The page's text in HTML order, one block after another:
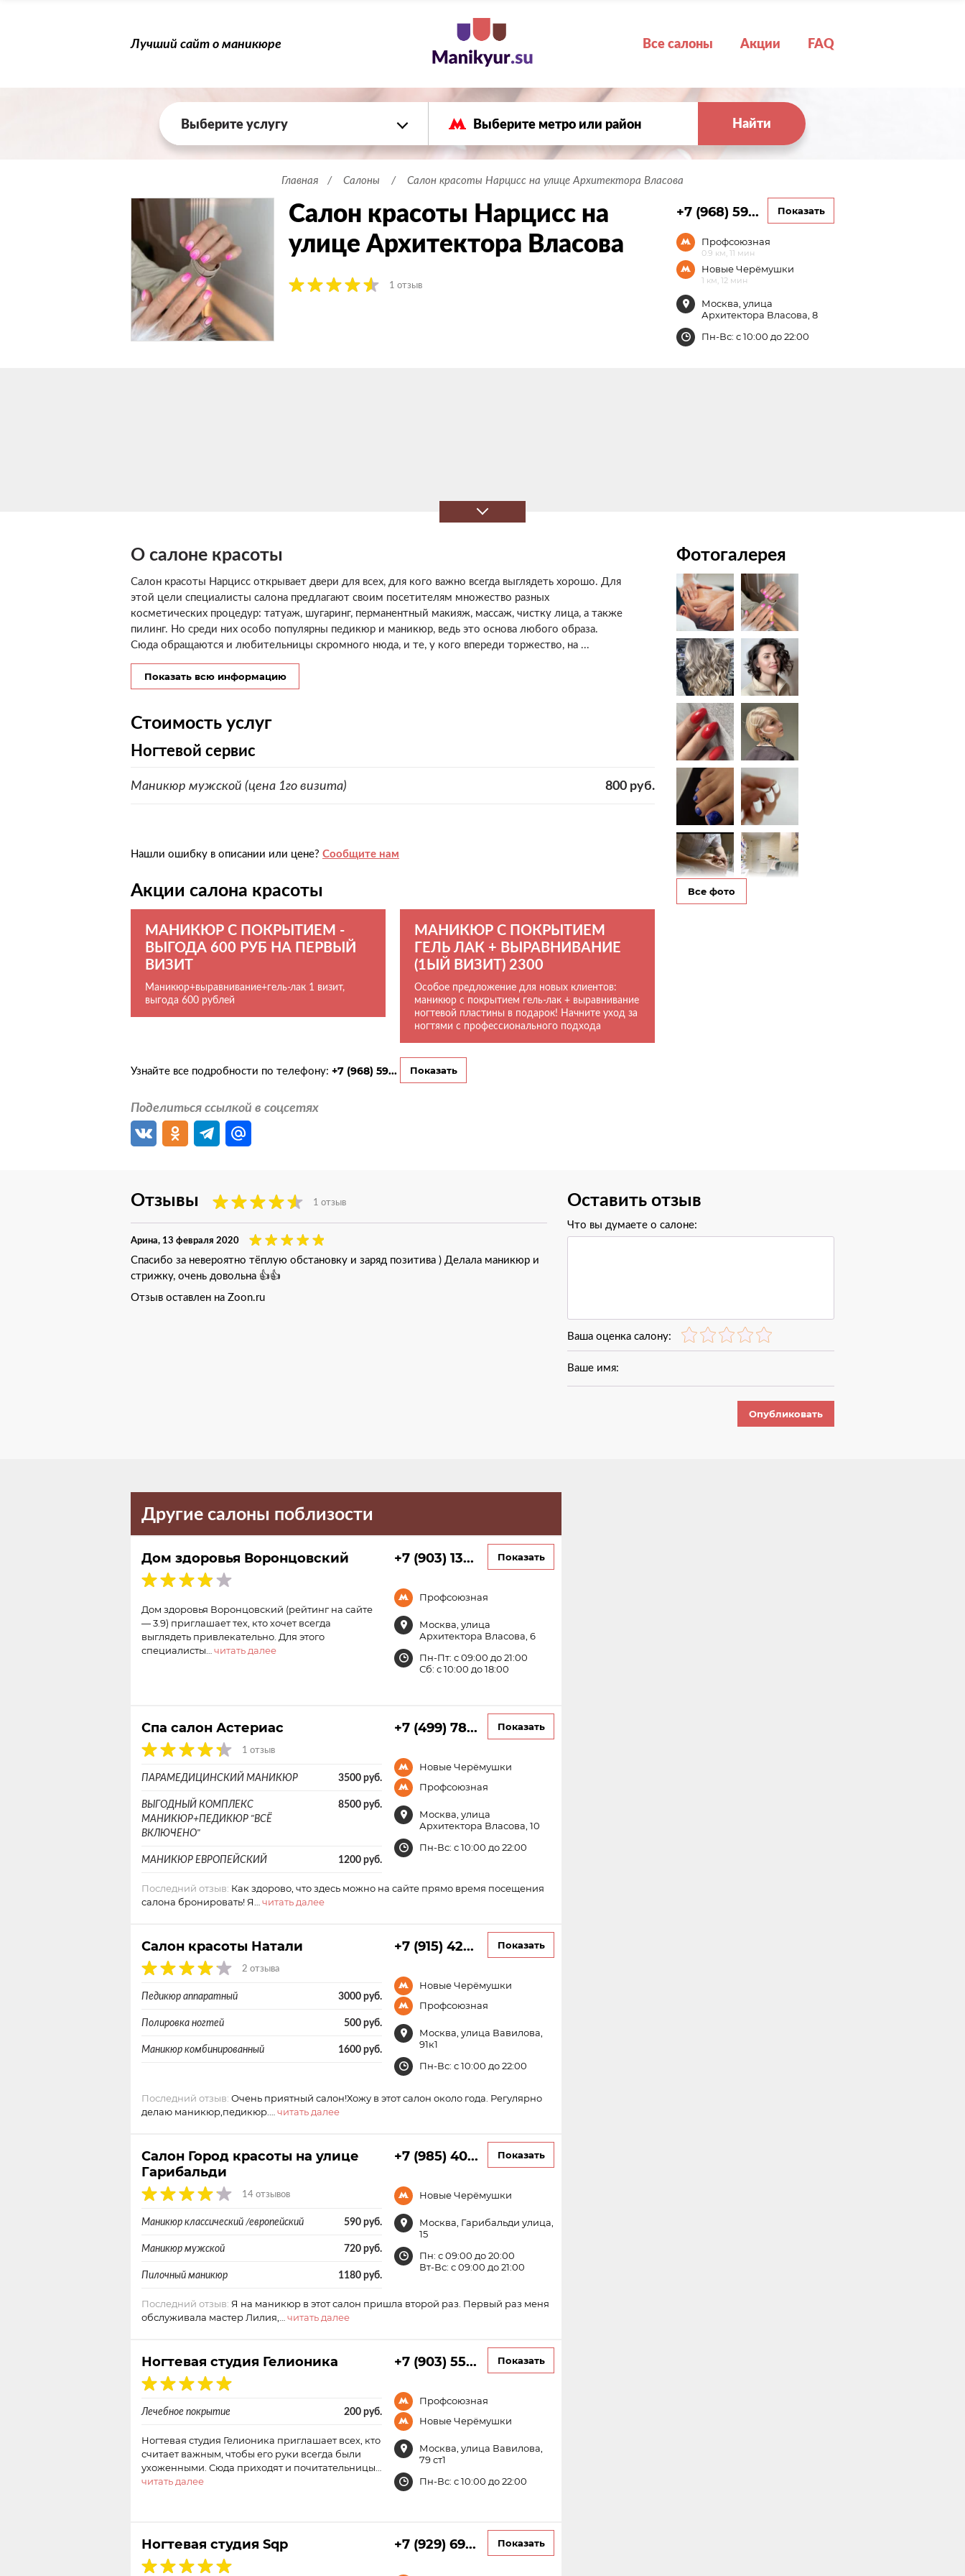
Все салоны Акции FAQ
Лучший сайт о маникюре
Выберите услугу Найти
Главная Салоны Салон красоты Нарцисс на улице Архитектора Власова
Салон красоты Нарцисс на
улице Архитектора Власова
1 отзыв
+7 (968) 59... Показать
Профсоюзная
0.9 км, 11 мин
Новые Черёмушки
1 км, 12 мин
Москва, улица
Архитектора Власова, 8
Пн-Вс: с 10:00 до 22:00
О салоне красоты
Салон красоты Нарцисс открывает двери для всех, для кого важно всегда выглядеть хорошо. Для
этой цели специалисты салона предлагают своим посетителям множество разных
косметических процедур: татуаж, шугаринг, перманентный макияж, массаж, чистку лица, а также
пилинг. Но среди них особо популярны педикюр и маникюр, ведь это основа любого образа.
Сюда обращаются и любительницы скромного нюда, и те, у кого впереди торжество, на ...
Показать всю информацию
Стоимость услуг
Ногтевой сервис
Маникюр мужской (цена 1го визита) 800 руб.
Нашли ошибку в описании или цене? Сообщите нам
Акции салона красоты
МАНИКЮР С ПОКРЫТИЕМ -
ВЫГОДА 600 РУБ НА ПЕРВЫЙ
ВИЗИТ
Маникюр+выравнивание+гель-лак 1 визит,
выгода 600 рублей
МАНИКЮР С ПОКРЫТИЕМ
ГЕЛЬ ЛАК + ВЫРАВНИВАНИЕ
(1ЫЙ ВИЗИТ) 2300
Особое предложение для новых клиентов:
маникюр с покрытием гель-лак + выравнивание
ногтевой пластины в подарок! Начните уход за
ногтями с профессионального подхода
Узнайте все подробности по телефону: +7 (968) 59... Показать
Фотогалерея
Все фото
Поделиться ссылкой в соцсетях
Отзывы 1 отзыв
Арина, 13 февраля 2020
Спасибо за невероятно тёплую обстановку и заряд позитива ) Делала маникюр и
стрижку, очень довольна 👍👍
Отзыв оставлен на Zoon.ru
Оставить отзыв
Что вы думаете о салоне:
Ваша оценка салону:
Ваше имя:
Опубликовать
Другие салоны поблизости
Дом здоровья Воронцовский +7 (903) 13... Показать
Дом здоровья Воронцовский (рейтинг на сайте
— 3.9) приглашает тех, кто хочет всегда
выглядеть привлекательно. Для этого
специалисты… читать далее
Профсоюзная
Москва, улица
Архитектора Власова, 6
Пн-Пт: с 09:00 до 21:00
Сб: с 10:00 до 18:00
Спа салон Астериас
1 отзыв
+7 (499) 78... Показать
ПАРАМЕДИЦИНСКИЙ МАНИКЮР 3500 руб.
ВЫГОДНЫЙ КОМПЛЕКС
МАНИКЮР+ПЕДИКЮР "ВСЁ
ВКЛЮЧЕНО"
8500 руб.
МАНИКЮР ЕВРОПЕЙСКИЙ 1200 руб.
Новые Черёмушки
Профсоюзная
Москва, улица
Архитектора Власова, 10
Пн-Вс: с 10:00 до 22:00
Последний отзыв: Как здорово, что здесь можно на сайте прямо время посещения
салона бронировать! Я… читать далее
Салон красоты Натали
2 отзыва
+7 (915) 42... Показать
Педикюр аппаратный 3000 руб.
Полировка ногтей 500 руб.
Маникюр комбинированный 1600 руб.
Новые Черёмушки
Профсоюзная
Москва, улица Вавилова,
91к1
Пн-Вс: с 10:00 до 22:00
Последний отзыв: Очень приятный салон!Хожу в этот салон около года. Регулярно
делаю маникюр,педикюр.… читать далее
Салон Город красоты на улице
Гарибальди
14 отзывов
+7 (985) 40... Показать
Маникюр классический /европейский 590 руб.
Маникюр мужской 720 руб.
Пилочный маникюр 1180 руб.
Новые Черёмушки
Москва, Гарибальди улица,
15
Пн: с 09:00 до 20:00
Вт-Вс: с 09:00 до 21:00
Последний отзыв: Я на маникюр в этот салон пришла второй раз. Первый раз меня
обслуживала мастер Лилия,… читать далее
Ногтевая студия Гелионика +7 (903) 55... Показать
Лечебное покрытие 200 руб.
Ногтевая студия Гелионика приглашает всех, кто
считает важным, чтобы его руки всегда были
ухоженными. Сюда приходят и почитательницы…
читать далее
Профсоюзная
Новые Черёмушки
Москва, улица Вавилова,
79 ст1
Пн-Вс: с 10:00 до 22:00
Ногтевая студия Sqp +7 (929) 69... Показать